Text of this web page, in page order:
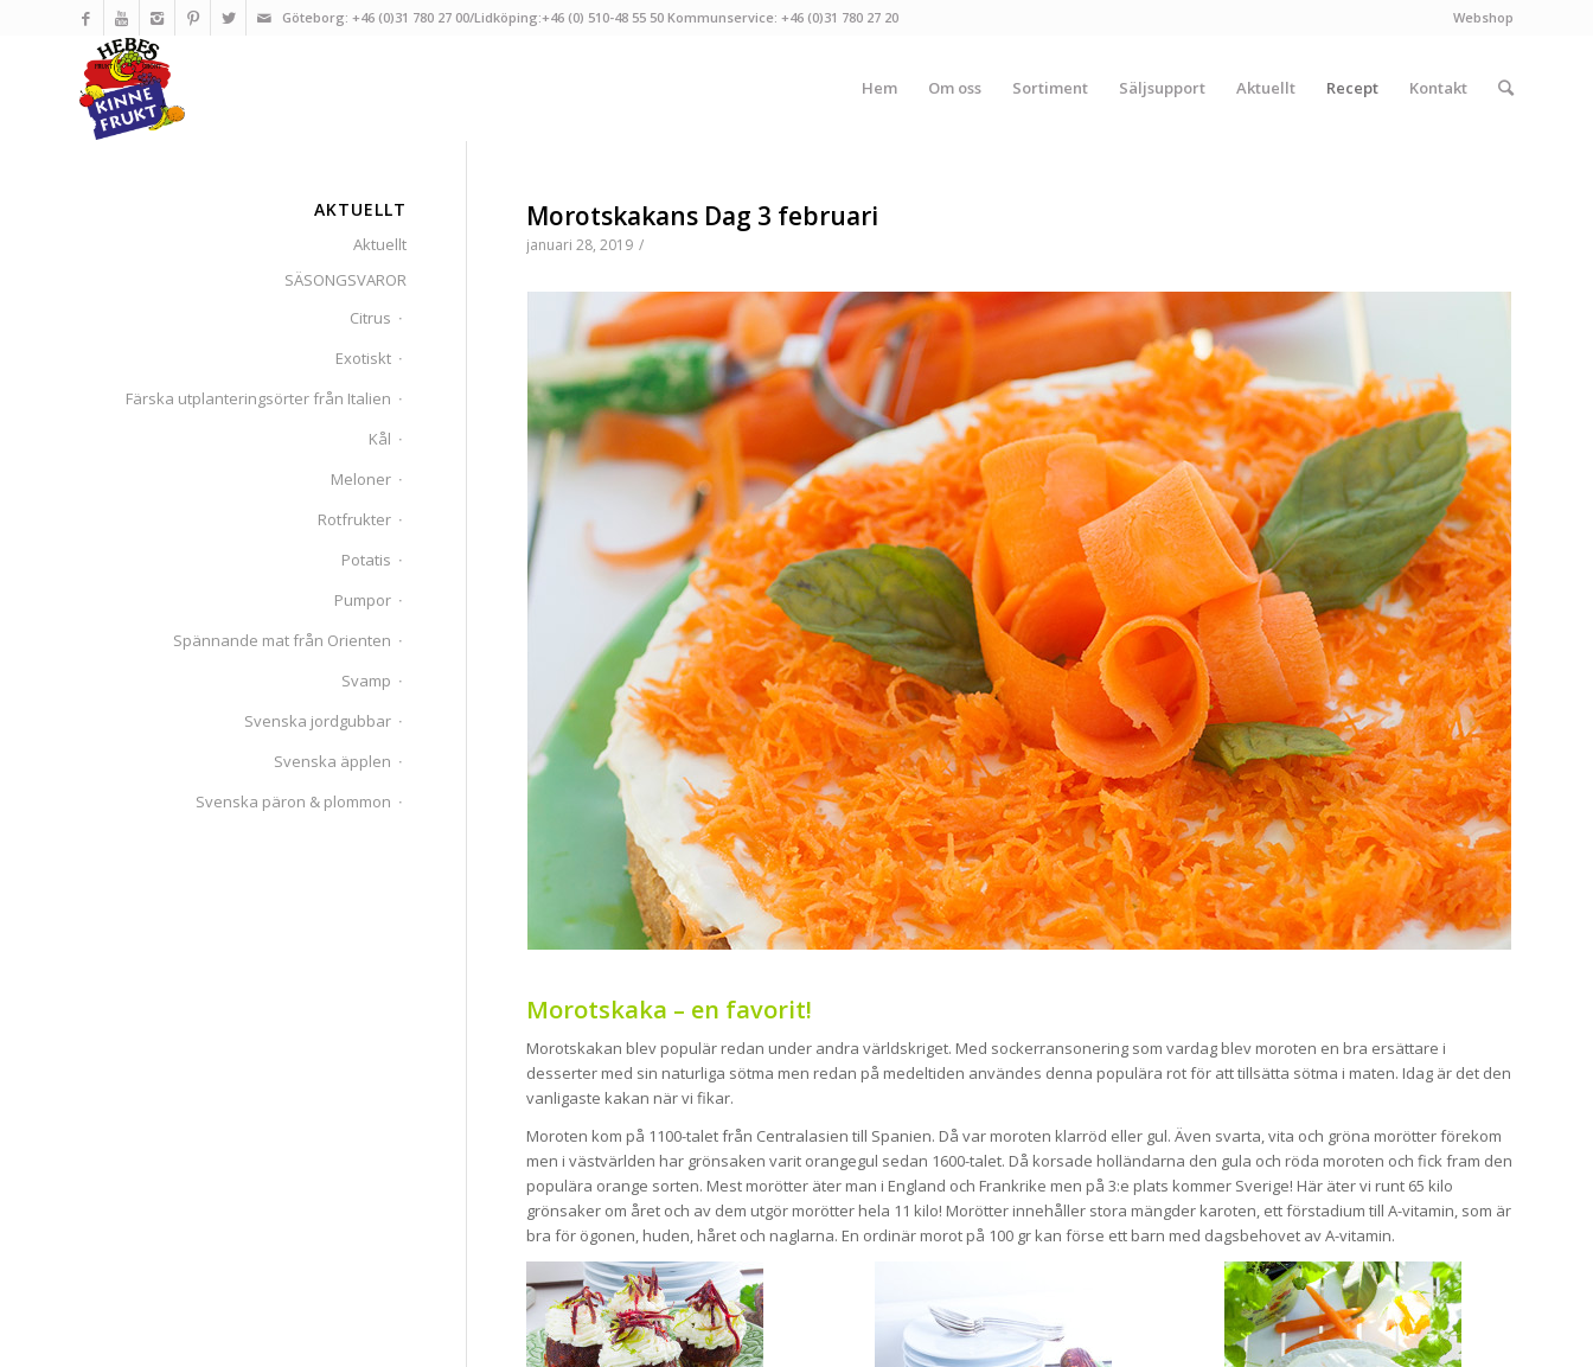
Webshop
Göteborg: +46 (0)31 780 27 00/Lidköping:+46 (0) 510-48 55 50 Kommunservice: +46 (0)31 780 27 20
Hem Om oss Sortiment Säljsupport Aktuellt Recept Kontakt
Morotskakans Dag 3 februari
januari 28, 2019 /
Morotskaka – en favorit!
Morotskakan blev populär redan under andra världskriget. Med sockerransonering som vardag blev moroten en bra ersättare i
desserter med sin naturliga sötma men redan på medeltiden användes denna populära rot för att tillsätta sötma i maten. Idag är det den
vanligaste kakan när vi fikar.
Moroten kom på 1100-talet från Centralasien till Spanien. Då var moroten klarröd eller gul. Även svarta, vita och gröna morötter förekom
men i västvärlden har grönsaken varit orangegul sedan 1600-talet. Då korsade holländarna den gula och röda moroten och fick fram den
populära orange sorten. Mest morötter äter man i England och Frankrike men på 3:e plats kommer Sverige! Här äter vi runt 65 kilo
grönsaker om året och av dem utgör morötter hela 11 kilo! Morötter innehåller stora mängder karoten, ett förstadium till A-vitamin, som är
bra för ögonen, huden, håret och naglarna. En ordinär morot på 100 gr kan förse ett barn med dagsbehovet av A-vitamin.
AKTUELLT
Aktuellt
SÄSONGSVAROR
Citrus
Exotiskt
Färska utplanteringsörter från Italien
Kål
Meloner
Rotfrukter
Potatis
Pumpor
Spännande mat från Orienten
Svamp
Svenska jordgubbar
Svenska äpplen
Svenska päron & plommon